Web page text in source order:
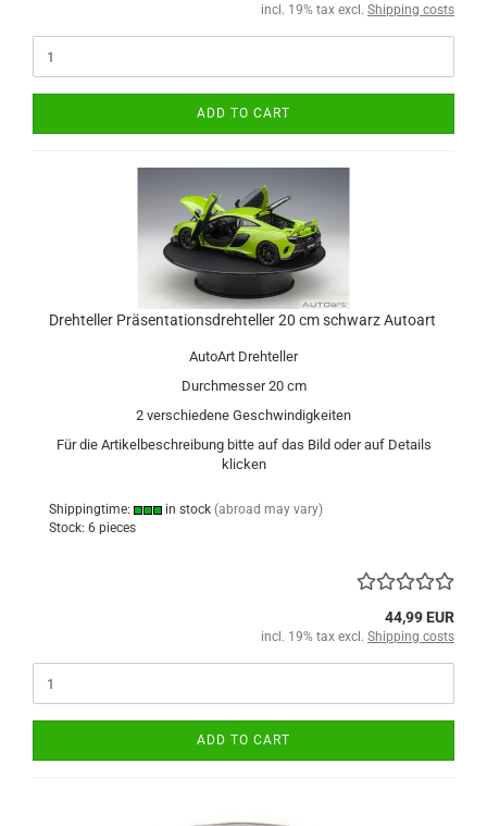
incl. 19% tax excl. Shipping costs
ADD TO CART
Drehteller Präsentationsdrehteller 20 cm schwarz Autoart
AutoArt Drehteller
Durchmesser 20 cm
2 verschiedene Geschwindigkeiten
Für die Artikelbeschreibung bitte auf das Bild oder auf Details
klicken
Shippingtime: in stock (abroad may vary)
Stock: 6 pieces
44,99 EUR
incl. 19% tax excl. Shipping costs
ADD TO CART